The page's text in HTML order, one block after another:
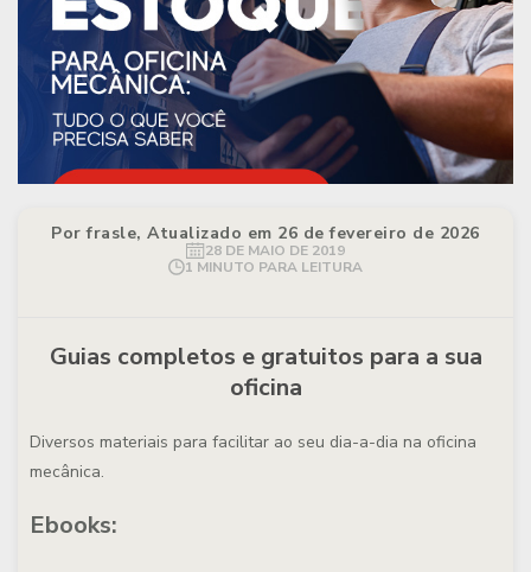
Por frasle, Atualizado em 26 de fevereiro de 2026
28 DE MAIO DE 2019
1 MINUTO PARA LEITURA
Guias completos e gratuitos para a sua
oficina
Diversos materiais para facilitar ao seu dia-a-dia na oficina
mecânica.
Ebooks: